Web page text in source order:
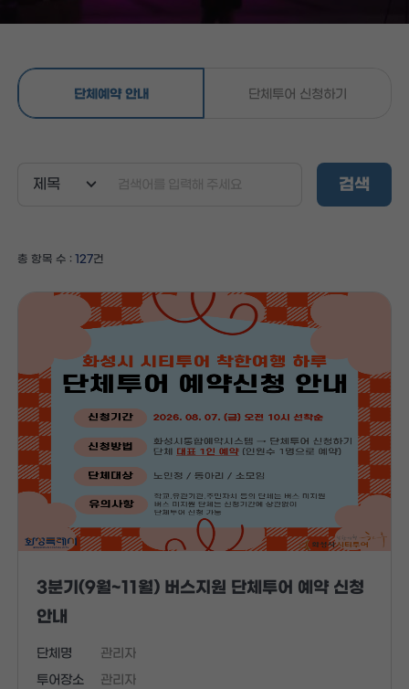
단체예약 안내 단체투어 신청하기
검색
총 항목 수 : 127건
3분기(9월~11월) 버스지원 단체투어 예약 신청
안내
단체명
관리자
투어장소
관리자